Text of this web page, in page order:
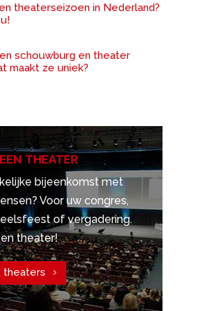
theaterseizoen in Nederland?
schouwburg en theater
maakt ze uniek?
THEATER
bijeenkomst met
Voor uw congres,
of vergadering.
theater!
theaters